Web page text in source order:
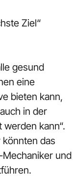
Ziel“
gesund
eine
bieten kann,
in der
kann“.
könnten das
und